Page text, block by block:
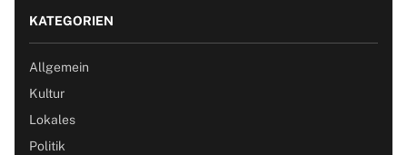
KATEGORIEN
Allgemein
Kultur
Lokales
Politik